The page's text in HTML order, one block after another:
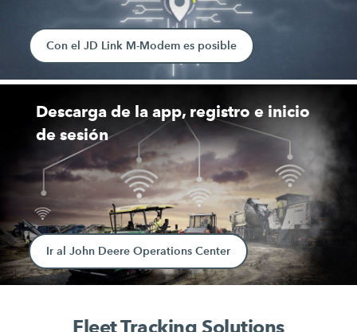
Con el JD Link M-Modem es posible
Descarga de la app, registro e inicio
de sesión
Ir al John Deere Operations Center
Fleet Tracking Solutions